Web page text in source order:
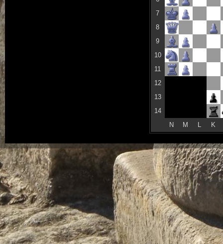
7
8
9
10
11
12
13
14
N
M K